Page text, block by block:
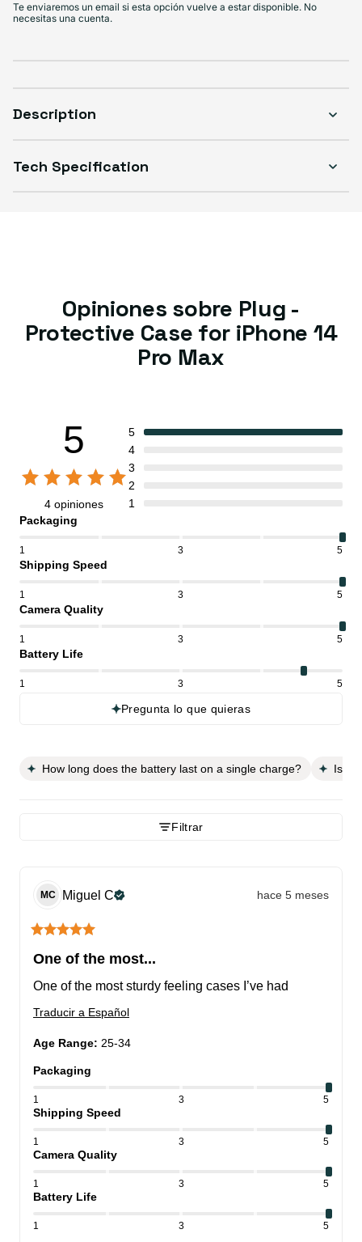
Te enviaremos un email si esta opción vuelve a estar disponible. No
necesitas una cuenta.
Description
Tech Specification
Opiniones sobre Plug -
Protective Case for iPhone 14
Pro Max
5
4 opiniones
5
4
3
2
1
Packaging
1 3 5
Shipping Speed
1 3 5
Camera Quality
1 3 5
Battery Life
1 3 5
Pregunta lo que quieras
How long does the battery last on a single charge? Is
Filtrar
MC Miguel C hace 5 meses
One of the most...
One of the most sturdy feeling cases I’ve had
Traducir a Español
Age Range: 25-34
Packaging
1 3 5
Shipping Speed
1 3 5
Camera Quality
1 3 5
Battery Life
1 3 5